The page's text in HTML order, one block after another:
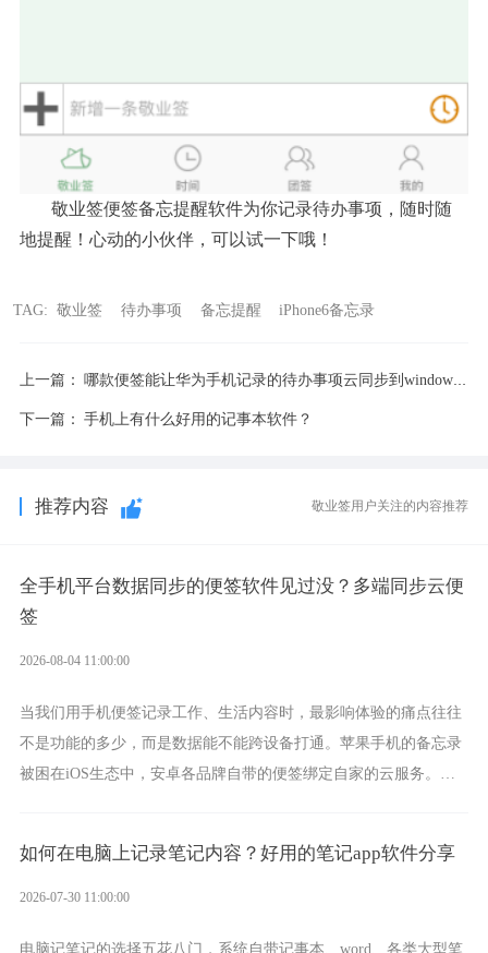
敬业签便签备忘提醒软件为你记录待办事项，随时随
地提醒！心动的小伙伴，可以试一下哦！
TAG: 敬业签 待办事项 备忘提醒 iPhone6备忘录
上一篇： 哪款便签能让华为手机记录的待办事项云同步到windows电脑
下一篇： 手机上有什么好用的记事本软件？
推荐内容 敬业签用户关注的内容推荐
全手机平台数据同步的便签软件见过没？多端同步云便
签
2026-08-04 11:00:00
当我们用手机便签记录工作、生活内容时，最影响体验的痛点往往
不是功能的多少，而是数据能不能跨设备打通。苹果手机的备忘录
被困在iOS生态中，安卓各品牌自带的便签绑定自家的云服务。而
如何在电脑上记录笔记内容？好用的笔记app软件分享
2026-07-30 11:00:00
电脑记笔记的选择五花八门，系统自带记事本、word、各类大型笔